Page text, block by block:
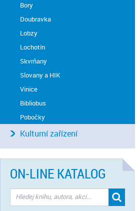
Bory
Doubravka
Lobzy
Lochotín
Skvrňany
Slovany a HIK
Vinice
Bibliobus
Pobočky
Kulturní zařízení
ON-LINE KATALOG